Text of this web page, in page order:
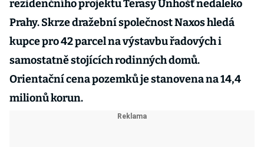
rezidenčního projektu Terasy Unhošť nedaleko
Prahy. Skrze dražební společnost Naxos hledá
kupce pro 42 parcel na výstavbu řadových i
samostatně stojících rodinných domů.
Orientační cena pozemků je stanovena na 14,4
milionů korun.